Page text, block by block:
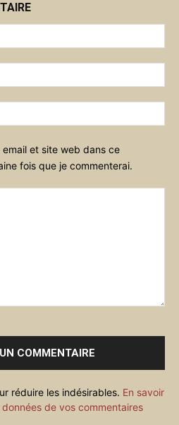
:*
:*
:
email et site web dans ce
fois que je commenterai.
réduire les indésirables. En savoir
de vos commentaires